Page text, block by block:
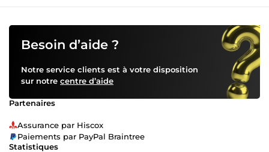
Besoin d’aide ?
Notre service clients est à votre disposition
sur notre centre d’aide
Partenaires
Assurance par Hiscox
Paiements par PayPal Braintree
Statistiques